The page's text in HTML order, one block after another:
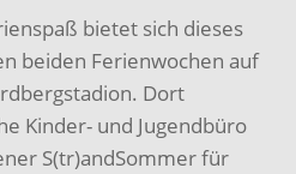
bietet sich dieses
beiden Ferienwochen auf
Dort
Kinder- und Jugendbüro
S(tr)andSommer für